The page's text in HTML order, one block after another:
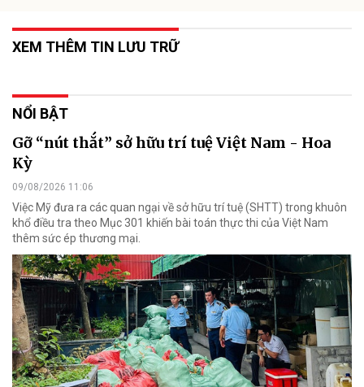
XEM THÊM TIN LƯU TRỮ
NỔI BẬT
Gỡ “nút thắt” sở hữu trí tuệ Việt Nam - Hoa
Kỳ
09/08/2026 11:06
Việc Mỹ đưa ra các quan ngại về sở hữu trí tuệ (SHTT) trong khuôn
khổ điều tra theo Mục 301 khiến bài toán thực thi của Việt Nam
thêm sức ép thương mại.